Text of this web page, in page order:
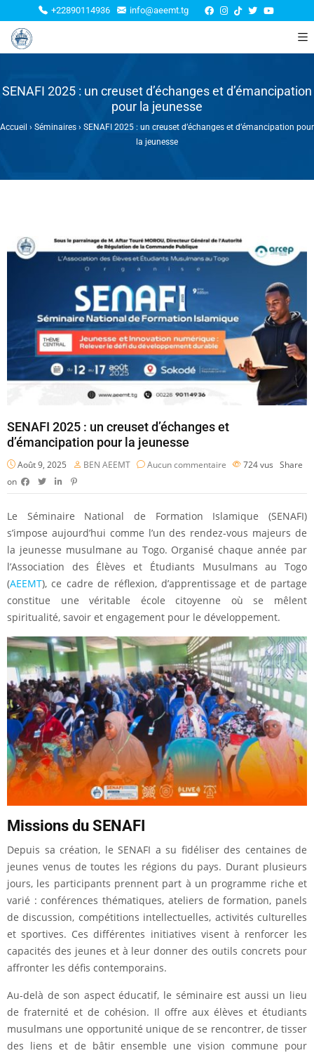
+22890114936 info@aeemt.tg
SENAFI 2025 : un creuset d’échanges et d’émancipation
pour la jeunesse
Accueil › Séminaires › SENAFI 2025 : un creuset d’échanges et d’émancipation pour
la jeunesse
SENAFI 2025 : un creuset d’échanges et
d’émancipation pour la jeunesse
Août 9, 2025 BEN AEEMT Aucun commentaire 724vus Share
on
Le Séminaire National de Formation Islamique (SENAFI)
s’impose aujourd’hui comme l’un des rendez-vous majeurs de
la jeunesse musulmane au Togo. Organisé chaque année par
l’Association des Élèves et Étudiants Musulmans au Togo
(AEEMT), ce cadre de réflexion, d’apprentissage et de partage
constitue une véritable école citoyenne où se mêlent
spiritualité, savoir et engagement pour le développement.
Missions du SENAFI
Depuis sa création, le SENAFI a su fidéliser des centaines de
jeunes venus de toutes les régions du pays. Durant plusieurs
jours, les participants prennent part à un programme riche et
varié : conférences thématiques, ateliers de formation, panels
de discussion, compétitions intellectuelles, activités culturelles
et sportives. Ces différentes initiatives visent à renforcer les
capacités des jeunes et à leur donner des outils concrets pour
affronter les défis contemporains.
Au-delà de son aspect éducatif, le séminaire est aussi un lieu
de fraternité et de cohésion. Il offre aux élèves et étudiants
musulmans une opportunité unique de se rencontrer, de tisser
des liens et de bâtir ensemble une vision commune pour